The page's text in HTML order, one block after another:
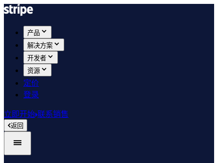
产品
解决方案
开发者
资源
定价
登录
立即开始 联系销售
返回